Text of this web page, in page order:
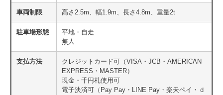
車両制限 高さ2.5m、幅1.9m、長さ4.8m、重量2t
駐車場形態
平地・自走
無人
支払方法
クレジットカード可（VISA・JCB・AMERICAN
EXPRESS・MASTER）
現金・千円札使用可
電子決済可（Pay Pay・LINE Pay・楽天ペイ・ｄ